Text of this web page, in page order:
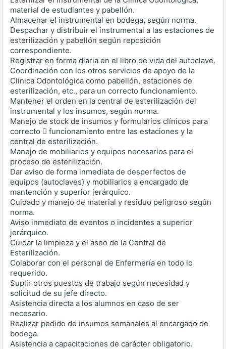
material de estudiantes y pabellón.
Almacenar el instrumental en bodega, según norma.
Despachar y distribuir el instrumental a las estaciones de
esterilización y pabellón según reposición
correspondiente.
Registrar en forma diaria en el libro de vida del autoclave.
Coordinación con los otros servicios de apoyo de la
Clínica Odontológica como pabellón, estaciones de
esterilización, etc., para un correcto funcionamiento.
Mantener el orden en la central de esterilización del
instrumental y los insumos, según norma.
Manejo de stock de insumos y formularios clínicos para
correcto  funcionamiento entre las estaciones y la
central de esterilización.
Manejo de mobiliarios y equipos necesarios para el
proceso de esterilización.
Dar aviso de forma inmediata de desperfectos de
equipos (autoclaves) y mobiliarios a encargado de
mantención y superior jerárquico.
Cuidado y manejo de material y residuo peligroso según
norma.
Aviso inmediato de eventos o incidentes a superior
jerárquico.
Cuidar la limpieza y el aseo de la Central de
Esterilización.
Colaborar con el personal de Enfermería en todo lo
requerido.
Suplir otros puestos de trabajo según necesidad y
solicitud de su jefe directo.
Asistencia directa a los alumnos en caso de ser
necesario.
Realizar pedido de insumos semanales al encargado de
bodega.
Asistencia a capacitaciones de carácter obligatorio.